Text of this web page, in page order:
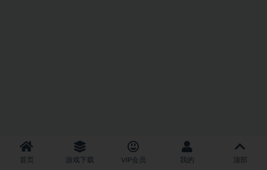
首页 游戏下载 VIP会员 我的 顶部